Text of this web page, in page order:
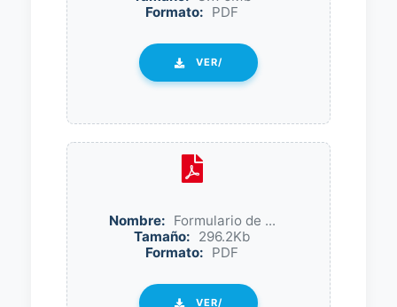
Formato: PDF
VER/
Nombre: Formulario de ...
Tamaño: 296.2Kb
Formato: PDF
VER/